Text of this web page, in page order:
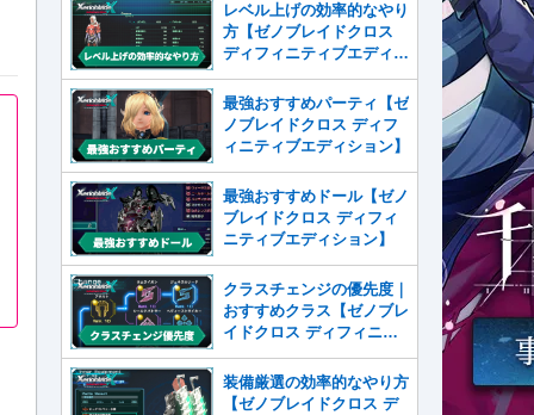
レベル上げの効率的なやり
方【ゼノブレイドクロス
ディフィニティブエディシ
ョン】
最強おすすめパーティ【ゼ
ノブレイドクロス ディフ
ィニティブエディション】
最強おすすめドール【ゼノ
ブレイドクロス ディフィ
ニティブエディション】
クラスチェンジの優先度｜
おすすめクラス【ゼノブレ
イドクロス ディフィニテ
ィブエディション】
装備厳選の効率的なやり方
【ゼノブレイドクロス デ